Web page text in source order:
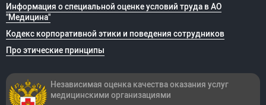
Информация о специальной оценке условий труда в АО
"Медицина"
Кодекс корпоративной этики и поведения сотрудников
Про этические принципы
Независимая оценка качества оказания услуг
медицинскими организациями